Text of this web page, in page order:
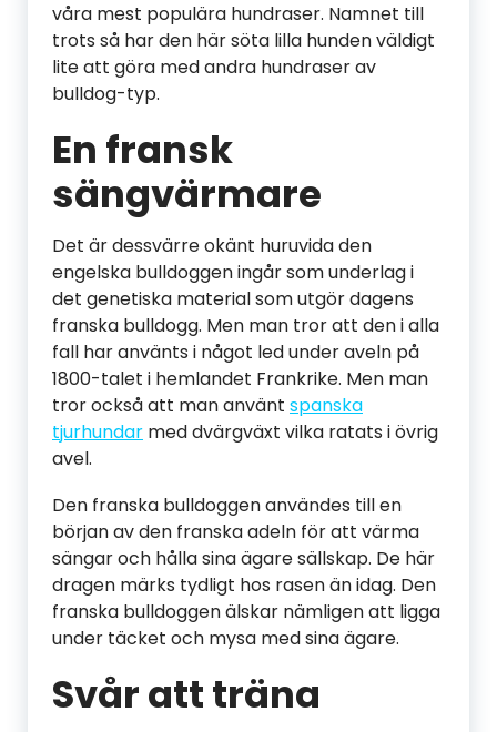
våra mest populära hundraser. Namnet till
trots så har den här söta lilla hunden väldigt
lite att göra med andra hundraser av
bulldog-typ.
En fransk
sängvärmare
Det är dessvärre okänt huruvida den
engelska bulldoggen ingår som underlag i
det genetiska material som utgör dagens
franska bulldogg. Men man tror att den i alla
fall har använts i något led under aveln på
1800-talet i hemlandet Frankrike. Men man
tror också att man använt spanska
tjurhundar med dvärgväxt vilka ratats i övrig
avel.
Den franska bulldoggen användes till en
början av den franska adeln för att värma
sängar och hålla sina ägare sällskap. De här
dragen märks tydligt hos rasen än idag. Den
franska bulldoggen älskar nämligen att ligga
under täcket och mysa med sina ägare.
Svår att träna